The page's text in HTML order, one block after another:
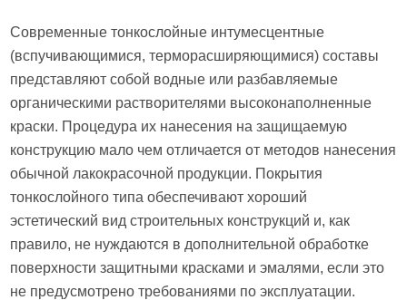
Современные тонкослойные интумесцентные
(вспучивающимися, терморасширяющимися) составы
представляют собой водные или разбавляемые
органическими растворителями высоконаполненные
краски. Процедура их нанесения на защищаемую
конструкцию мало чем отличается от методов нанесения
обычной лакокрасочной продукции. Покрытия
тонкослойного типа обеспечивают хороший
эстетический вид строительных конструкций и, как
правило, не нуждаются в дополнительной обработке
поверхности защитными красками и эмалями, если это
не предусмотрено требованиями по эксплуатации.